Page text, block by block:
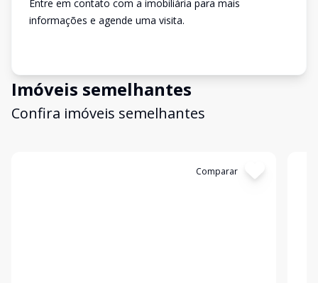
Entre em contato com a imobiliária para mais
informações e agende uma visita.
Imóveis semelhantes
Confira imóveis semelhantes
Comparar